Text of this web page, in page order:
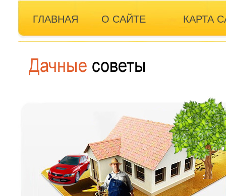
ГЛАВНАЯ О САЙТЕ КАРТА